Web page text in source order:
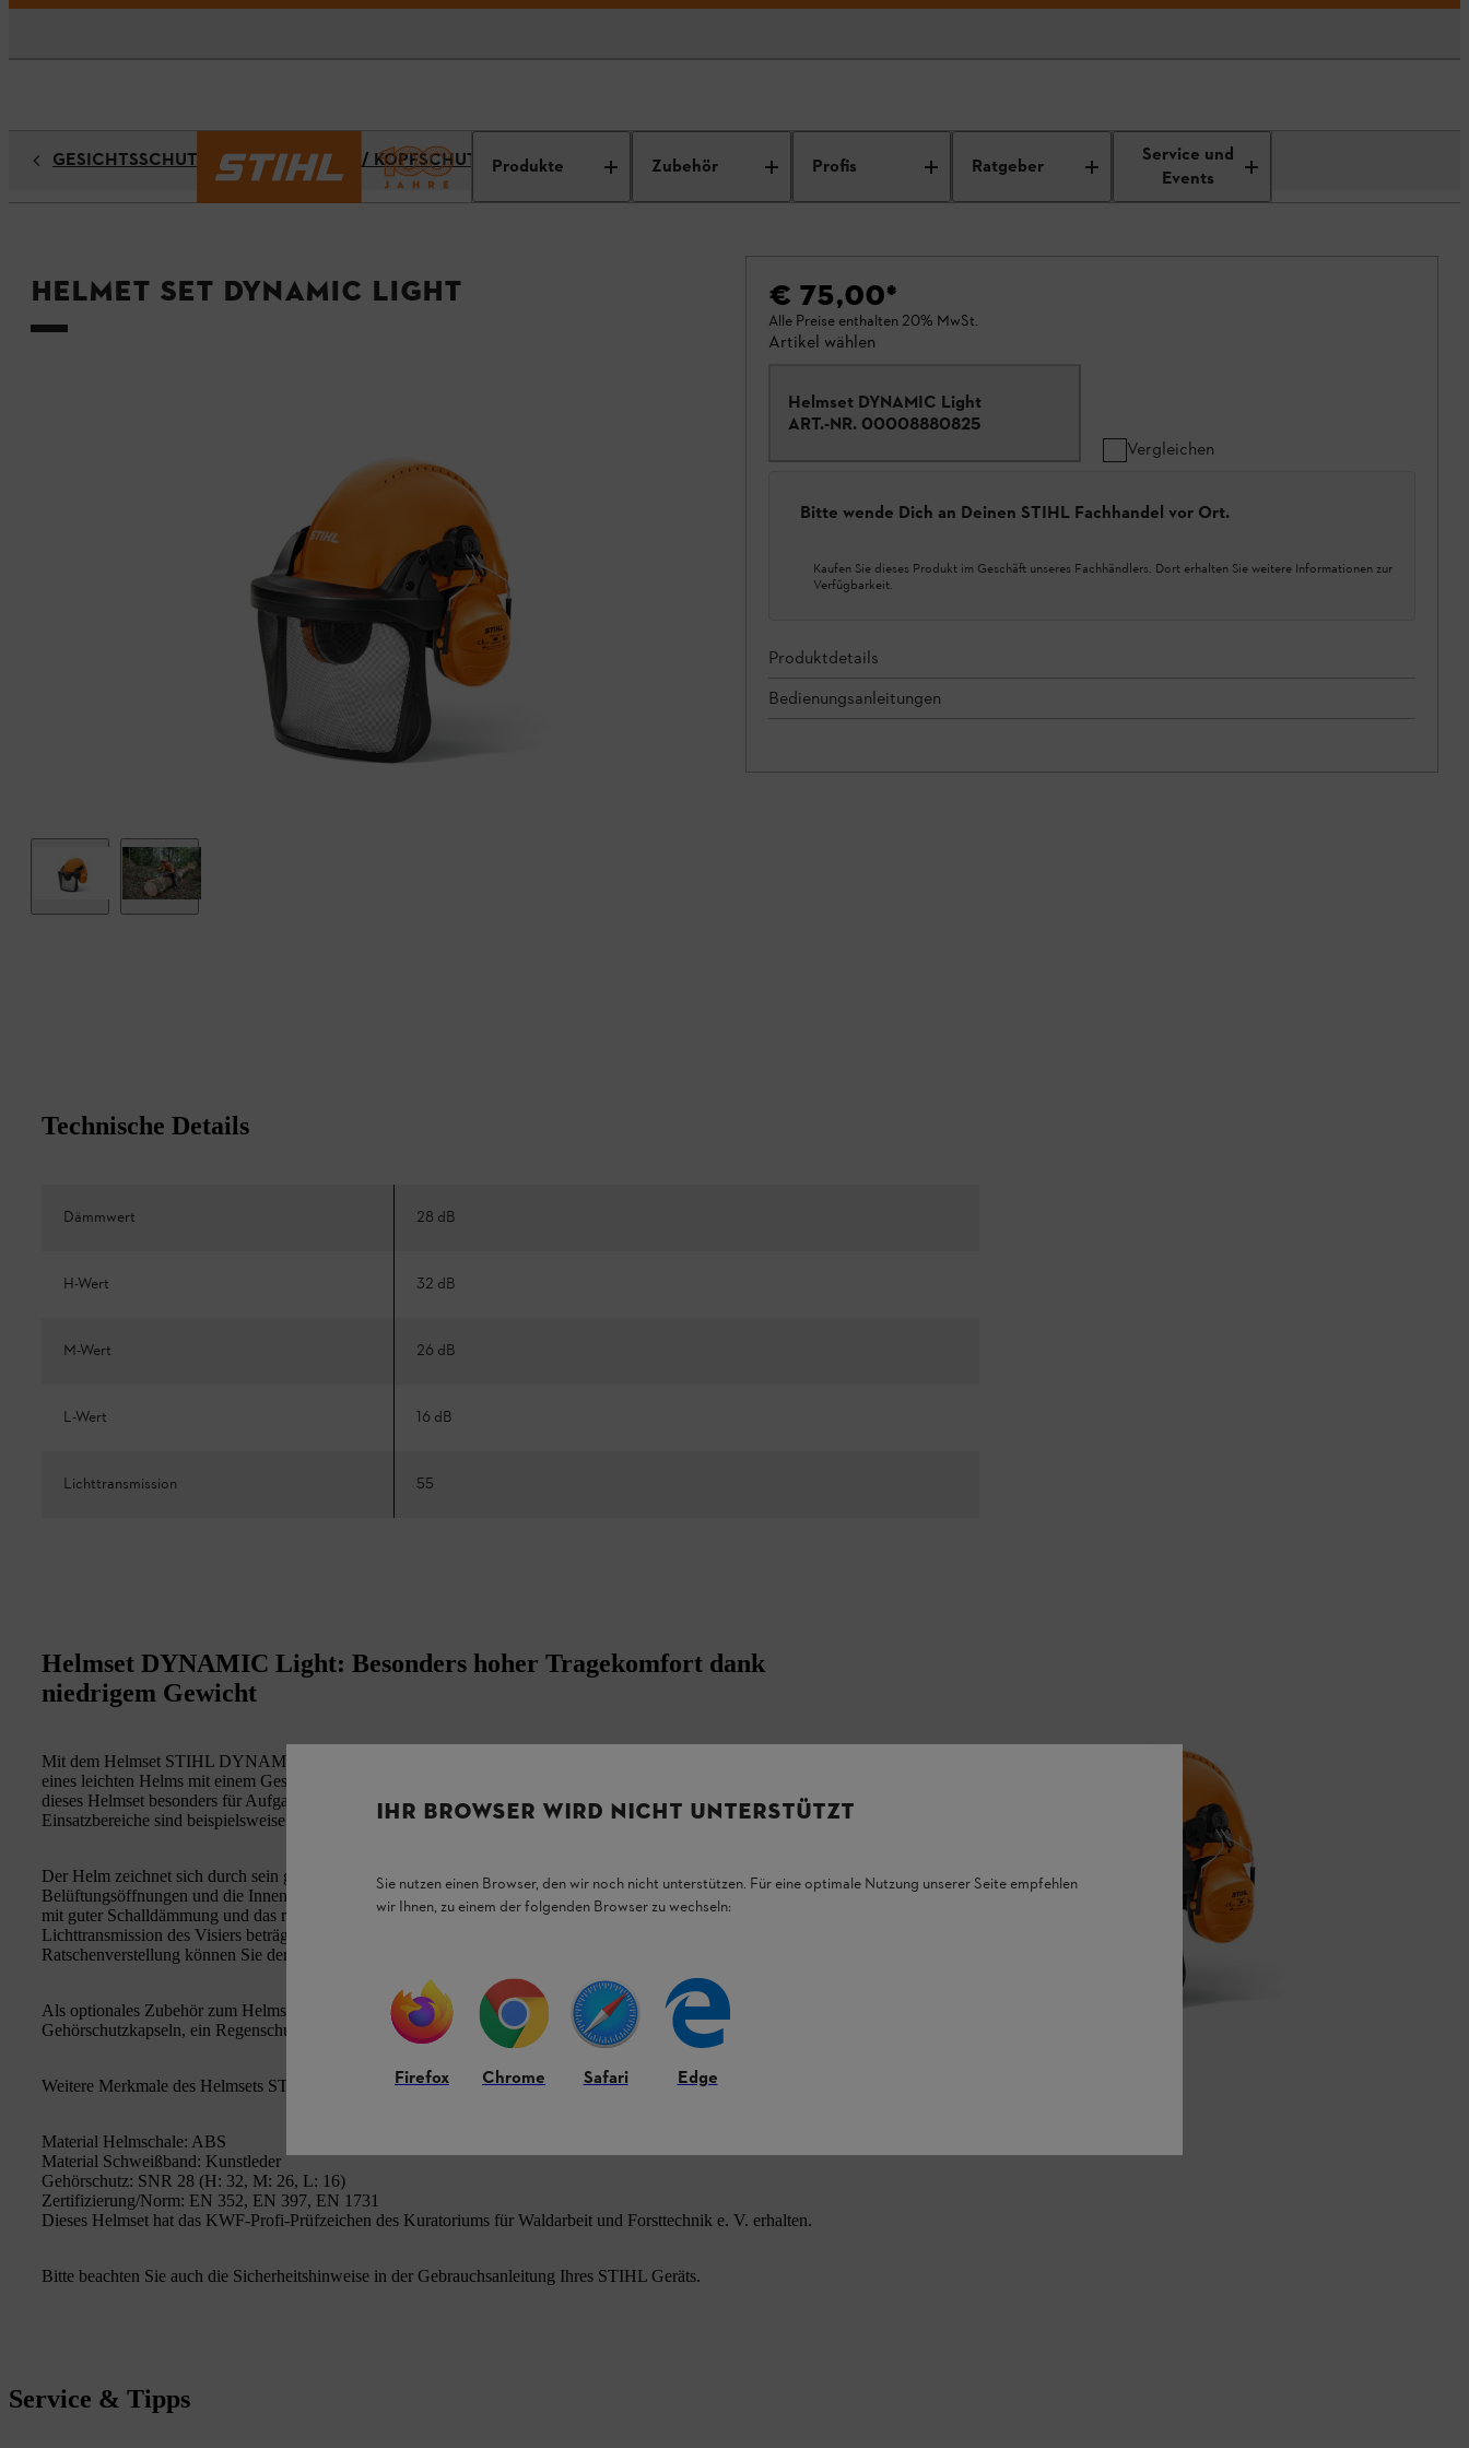
Produkte Zubehör Profis Ratgeber
Service und
Events
GESICHTSSCHUTZ / GEHÖRSCHUTZ / KOPFSCHUTZ
Helmet set DYNAMIC Light € 75,00*
Alle Preise enthalten 20% MwSt.
Artikel wählen
Helmset DYNAMIC Light
ART.-NR. 00008880825
Vergleichen
Bitte wende Dich an Deinen STIHL Fachhandel vor Ort.
Kaufen Sie dieses Produkt im Geschäft unseres Fachhändlers. Dort erhalten Sie weitere Informationen zur
Verfügbarkeit.
Produktdetails
Bedienungsanleitungen
Technische Details
Dämmwert 28 dB
H-Wert 32 dB
M-Wert 26 dB
L-Wert 16 dB
Lichttransmission 55
Helmset DYNAMIC Light: Besonders hoher Tragekomfort dank
niedrigem Gewicht
Mit dem Helmset STIHL DYNAMIC Light haben Sie bei privaten und professionellen Sägearbeiten die Vorteile
eines leichten Helms mit einem Gesichtsschutz und einem Gehörschutz in einem Set vereint. Folglich eignet sich
dieses Helmset besonders für Aufgaben im Forst, im Garten- und Landschaftsbau sowie für Kommunalbetriebe.
Einsatzbereiche sind beispielsweise die Holzernte und Sägearbeiten am Boden.
Der Helm zeichnet sich durch sein geringes Gewicht und seinen hohen Tragekomfort aus. Die
Belüftungsöffnungen und die Innenausstattung mit Textilbändern sorgen für gute Belüftung. Der Gehörschutz
mit guter Schalldämmung und das robuste Visier aus Nylon schützen Gesicht und Ohren beim Arbeiten. Die
Lichttransmission des Visiers beträgt 55 %. Das klappbare Visier ist einfach zu bedienen. Dank Kopfband mit
Ratschenverstellung können Sie den Helm mit einer Hand einfach und schnell an Ihre Kopfform anpassen.
Als optionales Zubehör zum Helmset STIHL DYNAMIC Light stehen die STIHL ADVANCE ProCOM
Gehörschutzkapseln, ein Regenschutz und ein Kinnriemen zur Auswahl.
Weitere Merkmale des Helmsets STIHL DYNAMIC Light:
Material Helmschale: ABS
Material Schweißband: Kunstleder
Gehörschutz: SNR 28 (H: 32, M: 26, L: 16)
Zertifizierung/Norm: EN 352, EN 397, EN 1731
Dieses Helmset hat das KWF-Profi-Prüfzeichen des Kuratoriums für Waldarbeit und Forsttechnik e. V. erhalten.
Bitte beachten Sie auch die Sicherheitshinweise in der Gebrauchsanleitung Ihres STIHL Geräts.
Service & Tipps
IHR BROWSER WIRD NICHT UNTERSTÜTZT
Sie nutzen einen Browser, den wir noch nicht unterstützen. Für eine optimale Nutzung unserer Seite empfehlen
wir Ihnen, zu einem der folgenden Browser zu wechseln:
Firefox Chrome Safari Edge